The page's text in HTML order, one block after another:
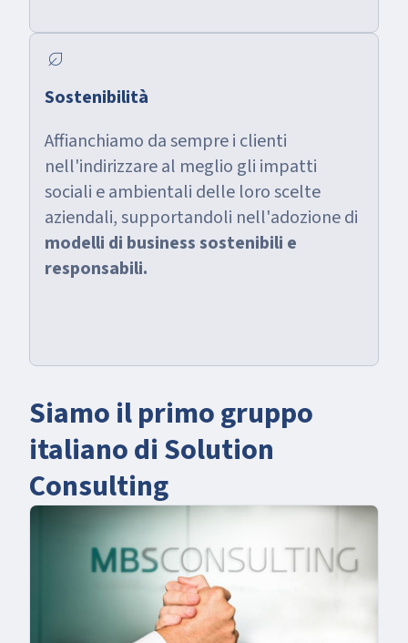
nest_eco_leaf
Sostenibilità
Affianchiamo da sempre i clienti
nell'indirizzare al meglio gli impatti
sociali e ambientali delle loro scelte
aziendali, supportandoli nell'adozione di
modelli di business sostenibili e
responsabili.
Siamo il primo gruppo
italiano di Solution
Consulting